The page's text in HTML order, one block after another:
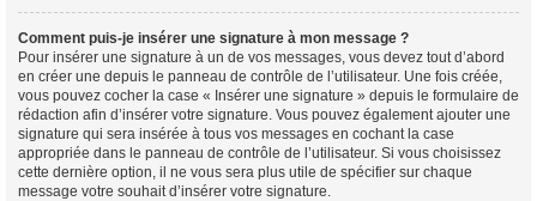
Comment puis-je insérer une signature à mon message ?
Pour insérer une signature à un de vos messages, vous devez tout d’abord
en créer une depuis le panneau de contrôle de l’utilisateur. Une fois créée,
vous pouvez cocher la case « Insérer une signature » depuis le formulaire de
rédaction afin d’insérer votre signature. Vous pouvez également ajouter une
signature qui sera insérée à tous vos messages en cochant la case
appropriée dans le panneau de contrôle de l’utilisateur. Si vous choisissez
cette dernière option, il ne vous sera plus utile de spécifier sur chaque
message votre souhait d’insérer votre signature.